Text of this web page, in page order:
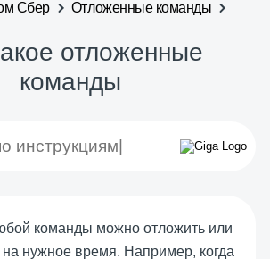
Сбер Отложенные команды
отложенные
команды
команды можно отложить или
на нужное время. Например, когда